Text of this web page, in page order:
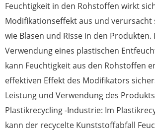
Feuchtigkeit in den Rohstoffen wirkt
Modifikationseffekt aus und verursacht
wie Blasen und Risse in den Produkten.
Verwendung eines plastischen
kann Feuchtigkeit aus den Rohstoffen
effektiven Effekt des Modifikators
Leistung und Verwendung des
Plastikrecycling -Industrie: Im
kann der recycelte Kunststoffabfall